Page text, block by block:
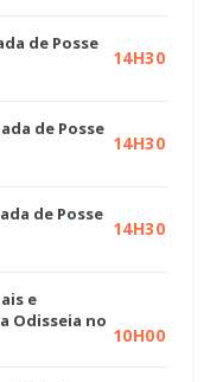
de Posse
14H30
de Posse
14H30
de Posse
14H30
e
Odisseia no
10H00